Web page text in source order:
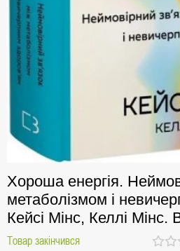
Хороша енергія.
метаболізмом і
Кейсі Мінс, Келлі Мінс.
Товар закінчився